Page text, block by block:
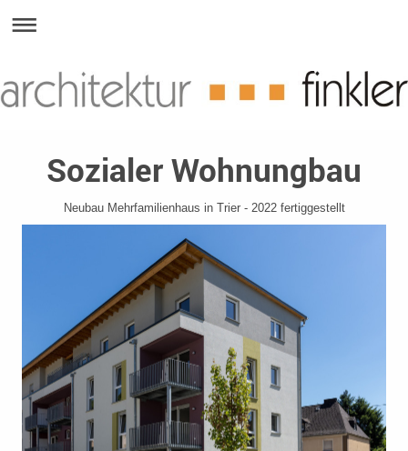
Sozialer Wohnungbau
Neubau Mehrfamilienhaus in Trier - 2022 fertiggestellt